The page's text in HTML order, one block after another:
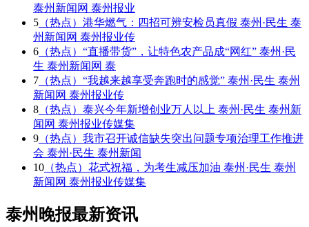
泰州新闻网 泰州报业
5 （热点）港华燃气：四招可辨安检员真假 泰州·民生 泰
州新闻网 泰州报业传
6 （热点）“直播带货”，让特色农产品成“网红” 泰州·民
生 泰州新闻网 泰
7 （热点）“我越来越享受奔跑时的感觉” 泰州·民生 泰州
新闻网 泰州报业传
8 （热点）泰兴今年新增创业万人以上 泰州·民生 泰州新
闻网 泰州报业传媒集
9 （热点）我市召开诚信缺失突出问题专项治理工作推进
会 泰州·民生 泰州新闻
10 （热点）花式祝福，为考生减压加油 泰州·民生 泰州
新闻网 泰州报业传媒集
泰州晚报最新资讯